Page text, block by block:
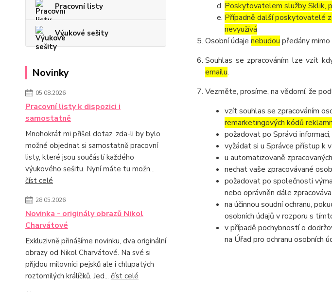
Pracovní listy
Výukové sešity
Novinky
05.08.2026
Pracovní listy k dispozici i
samostatně
Mnohokrát mi přišel dotaz, zda-li by bylo
možné objednat si samostatně pracovní
listy, které jsou součástí každého
výukového sešitu. Nyní máte tu možn...
číst celé
28.05.2026
Novinka - originály obrazů Nikol
Charvátové
Exkluzivně přinášíme novinku, dva originální
obrazy od Nikol Charvátové. Na své si
přijdou milovníci pejsků ale i chlupatých
roztomilých králíčků. Jed... číst celé
Poskytovatelem služby Sklik,
Případně další poskytovatelé
nevyužívá
Osobní údaje nebudou předány mimo
Souhlas se zpracováním lze vzít
emailu.
Vezměte, prosíme, na vědomí, že
vzít souhlas se zpracováním
remarketingových kódů
požadovat po Správci
vyžádat si u Správce přístup k
u automatizovaně
nechat vaše zpracovávané
požadovat po společnosti
nebo oprávněn dále
na účinnou soudní ochranu,
osobních údajů v rozporu s
v případě pochybností o
na Úřad pro ochranu osobních